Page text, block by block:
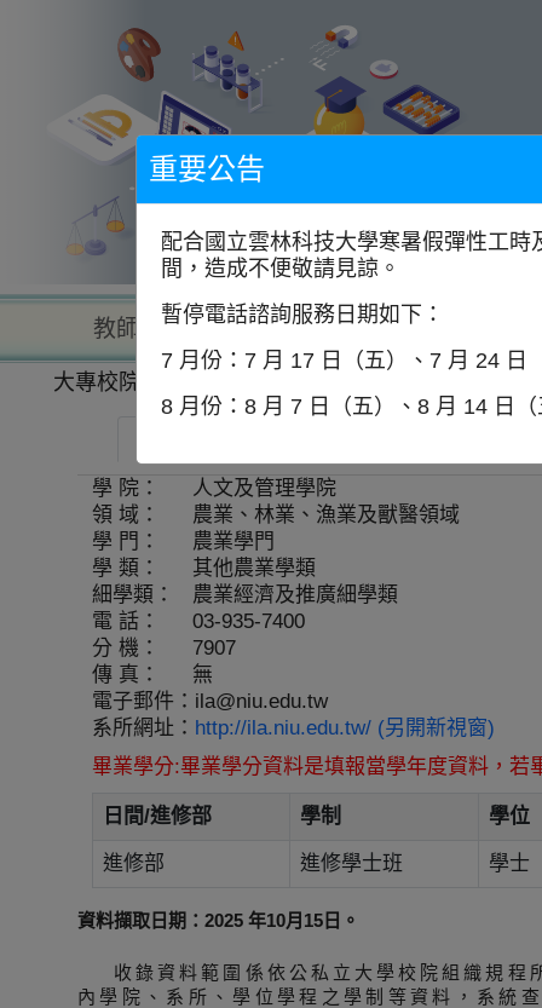
教師查詢 學校查詢
大專校院一覽表
學 院：
人文及管理學院
領 域：
農業、林業、漁業及獸醫領域
學 門：
農業學門
學 類：
其他農業學類
細學類：
農業經濟及推廣細學類
電 話：
03-935-7400
分 機：
7907
傳 真：
無
電子郵件： ila@niu.edu.tw
系所網址： http://ila.niu.edu.tw/ (另開新視窗)
畢業學分:畢業學分資料是填報當學年度資料，
日間/進修部 學制 學位
進修部 進修學士班 學士
資料擷取日期：2025 年10月15日。
收錄資料範圍係依公私立大學校院組織規
內學院、系所、學位學程之學制等資料，系統
重要公告
配合國立雲林科技大學寒暑假彈性工
間，造成不便敬請見諒。
暫停電話諮詢服務日期如下：
7 月份：7 月 17 日（五）、7 月 24 日
8 月份：8 月 7 日（五）、8 月 14 日（